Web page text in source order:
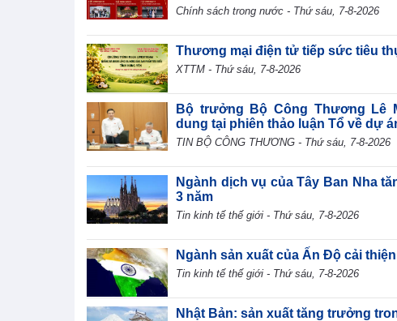
Chính sách trong nước - Thứ sáu, 7-8-2026
Thương mại điện tử tiếp sức tiêu
XTTM - Thứ sáu, 7-8-2026
Bộ trưởng Bộ Công Thương Lê
dung tại phiên thảo luận Tổ về dự
TIN BỘ CÔNG THƯƠNG - Thứ sáu, 7-8-2026
Ngành dịch vụ của Tây Ban Nha
3 năm
Tin kinh tế thế giới - Thứ sáu, 7-8-2026
Ngành sản xuất của Ấn Độ cải
Tin kinh tế thế giới - Thứ sáu, 7-8-2026
Nhật Bản: sản xuất tăng trưởng